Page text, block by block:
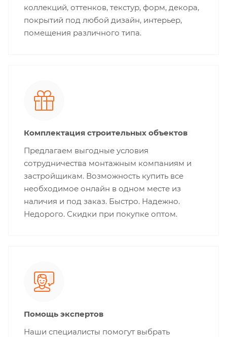
коллекций, оттенков, текстур, форм, декора,
покрытий под любой дизайн, интерьер,
помещения различного типа.
Комплектация строительных объектов
Предлагаем выгодные условия
сотрудничества монтажным компаниям и
застройщикам. Возможность купить все
необходимое онлайн в одном месте из
наличия и под заказ. Быстро. Надежно.
Недорого. Скидки при покупке оптом.
Помощь экспертов
Наши специалисты помогут выбрать